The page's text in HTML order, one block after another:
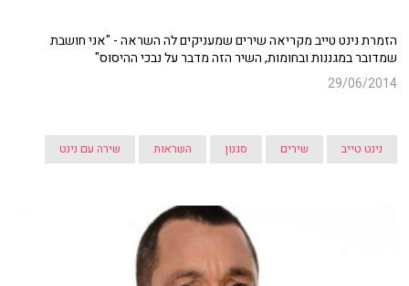
הזמרת נינט טייב מקריאה שירים שמעניקים לה השראה - "אני חושבת
שמדובר במגננות ובחומות, השיר הזה מדבר על נבכי ההיסוס"
29/06/2014
נינט טייב שירים סגנון השראות שירה עם נינט